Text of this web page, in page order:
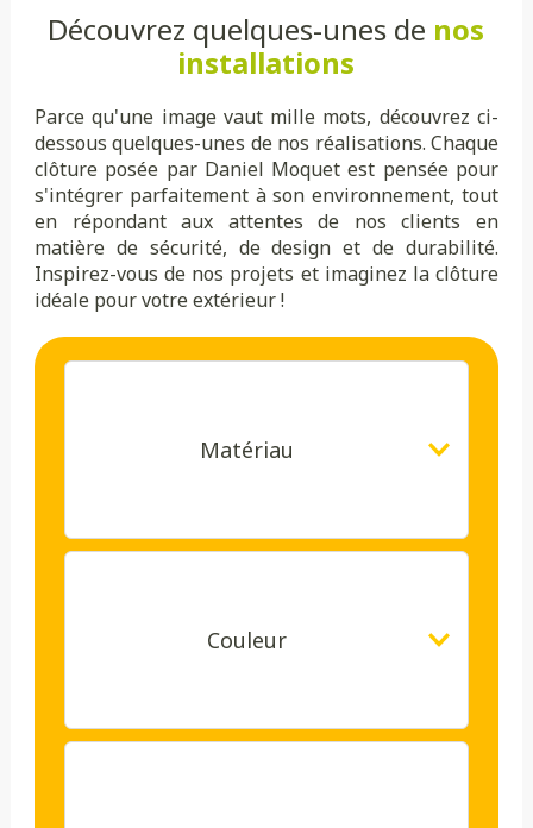
Découvrez quelques-unes de nos
installations
Parce qu'une image vaut mille mots, découvrez ci-
dessous quelques-unes de nos réalisations. Chaque
clôture posée par Daniel Moquet est pensée pour
s'intégrer parfaitement à son environnement, tout
en répondant aux attentes de nos clients en
matière de sécurité, de design et de durabilité.
Inspirez-vous de nos projets et imaginez la clôture
idéale pour votre extérieur !
Matériau
Couleur